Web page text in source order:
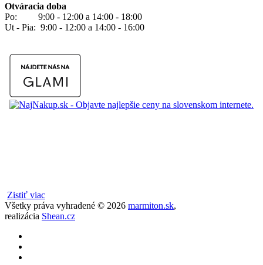
Otváracia doba
Po: 9:00 - 12:00 a 14:00 - 18:00
Ut - Pia: 9:00 - 12:00 a 14:00 - 16:00
Zistiť viac
Všetky práva vyhradené © 2026 marmiton.sk,
realizácia Shean.cz